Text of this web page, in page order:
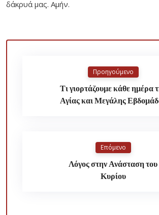
δάκρυά μας. Αμήν.
Προηγούμενο
Τι γιορτάζουμε κάθε ημέρα
Αγίας και Μεγάλης
Επόμενο
Λόγος στην Ανάσταση του
Κυρίου